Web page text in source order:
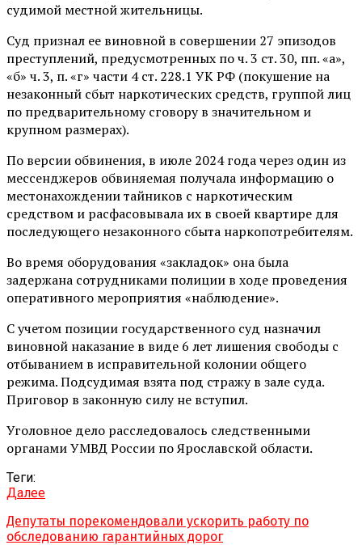
судимой местной жительницы.
Суд признал ее виновной в совершении 27 эпизодов
преступлений, предусмотренных по ч. 3 ст. 30, пп. «а»,
«б» ч. 3, п. «г» части 4 ст. 228.1 УК РФ (покушение на
незаконный сбыт наркотических средств, группой лиц
по предварительному сговору в значительном и
крупном размерах).
По версии обвинения, в июле 2024 года через один из
мессенджеров обвиняемая получала информацию о
местонахождении тайников с наркотическим
средством и расфасовывала их в своей квартире для
последующего незаконного сбыта наркопотребителям.
Во время оборудования «закладок» она была
задержана сотрудниками полиции в ходе проведения
оперативного мероприятия «наблюдение».
С учетом позиции государственного суд назначил
виновной наказание в виде 6 лет лишения свободы с
отбыванием в исправительной колонии общего
режима. Подсудимая взята под стражу в зале суда.
Приговор в законную силу не вступил.
Уголовное дело расследовалось следственными
органами УМВД России по Ярославской области.
Теги:
Далее
Депутаты порекомендовали ускорить работу по
обследованию гарантийных дорог